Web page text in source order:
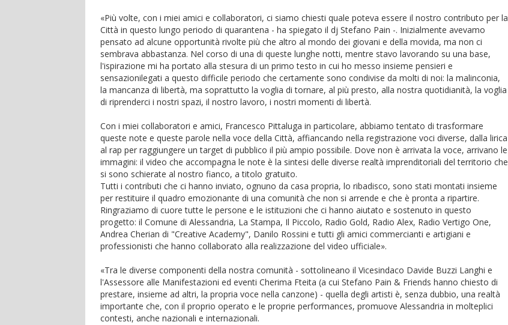
«Più volte, con i miei amici e collaboratori, ci siamo chiesti quale poteva essere il nostro contributo per la
Città in questo lungo periodo di quarantena - ha spiegato il dj Stefano Pain -. Inizialmente avevamo
pensato ad alcune opportunità rivolte più che altro al mondo dei giovani e della movida, ma non ci
sembrava abbastanza. Nel corso di una di queste lunghe notti, mentre stavo lavorando su una base,
l'ispirazione mi ha portato alla stesura di un primo testo in cui ho messo insieme pensieri e
sensazionilegati a questo difficile periodo che certamente sono condivise da molti di noi: la malinconia,
la mancanza di libertà, ma soprattutto la voglia di tornare, al più presto, alla nostra quotidianità, la voglia
di riprenderci i nostri spazi, il nostro lavoro, i nostri momenti di libertà.
Con i miei collaboratori e amici, Francesco Pittaluga in particolare, abbiamo tentato di trasformare
queste note e queste parole nella voce della Città, affiancando nella registrazione voci diverse, dalla lirica
al rap per raggiungere un target di pubblico il più ampio possibile. Dove non è arrivata la voce, arrivano le
immagini: il video che accompagna le note è la sintesi delle diverse realtà imprenditoriali del territorio che
si sono schierate al nostro fianco, a titolo gratuito.
Tutti i contributi che ci hanno inviato, ognuno da casa propria, lo ribadisco, sono stati montati insieme
per restituire il quadro emozionante di una comunità che non si arrende e che è pronta a ripartire.
Ringraziamo di cuore tutte le persone e le istituzioni che ci hanno aiutato e sostenuto in questo
progetto: il Comune di Alessandria, La Stampa, Il Piccolo, Radio Gold, Radio Alex, Radio Vertigo One,
Andrea Cherian di "Creative Academy", Danilo Rossini e tutti gli amici commercianti e artigiani e
professionisti che hanno collaborato alla realizzazione del video ufficiale».
«Tra le diverse componenti della nostra comunità - sottolineano il Vicesindaco Davide Buzzi Langhi e
l'Assessore alle Manifestazioni ed eventi Cherima Fteita (a cui Stefano Pain & Friends hanno chiesto di
prestare, insieme ad altri, la propria voce nella canzone) - quella degli artisti è, senza dubbio, una realtà
importante che, con il proprio operato e le proprie performances, promuove Alessandria in molteplici
contesti, anche nazionali e internazionali.